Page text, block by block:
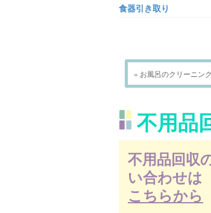
食器引き取り
« お風呂のクリーニン
不用品
不用品回収
い合わせは
こちらから